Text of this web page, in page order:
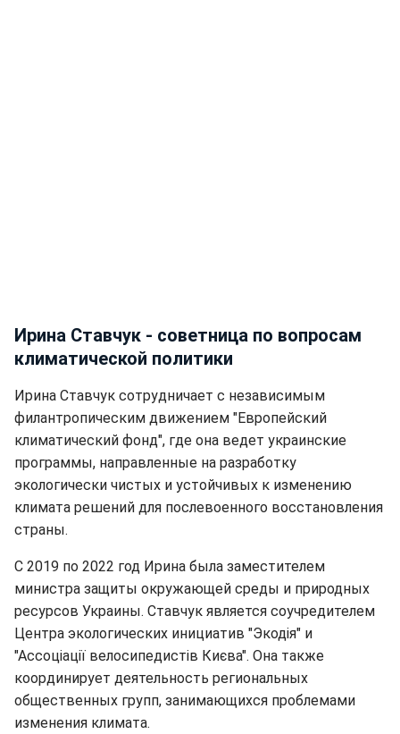
Ирина Ставчук - советница по вопросам
климатической политики
Ирина Ставчук сотрудничает с независимым
филантропическим движением "Европейский
климатический фонд", где она ведет украинские
программы, направленные на разработку
экологически чистых и устойчивых к изменению
климата решений для послевоенного восстановления
страны.
С 2019 по 2022 год Ирина была заместителем
министра защиты окружающей среды и природных
ресурсов Украины. Ставчук является соучредителем
Центра экологических инициатив "Экодія" и
"Ассоціації велосипедистів Києва". Она также
координирует деятельность региональных
общественных групп, занимающихся проблемами
изменения климата.